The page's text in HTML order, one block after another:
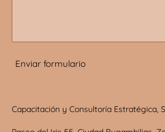
Enviar formulario
Capacitación y Consultoría Estratégica,